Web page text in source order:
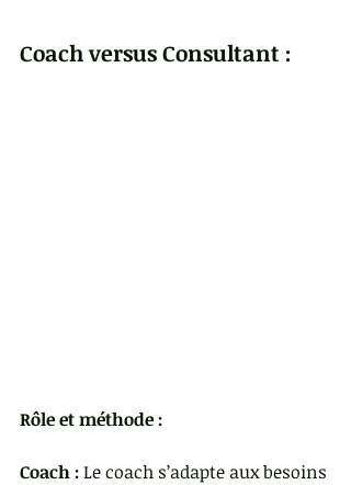
Coach versus Consultant :
Rôle et méthode :
Coach : Le coach s’adapte aux besoins